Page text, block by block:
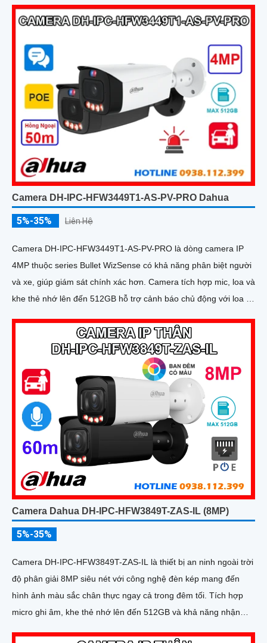
Camera DH-IPC-HFW3449T1-AS-PV-PRO Dahua
5%-35% Liên Hệ
Camera DH-IPC-HFW3449T1-AS-PV-PRO là dòng camera IP
4MP thuộc series Bullet WizSense có khả năng phân biệt người
và xe, giúp giám sát chính xác hơn. Camera tích hợp mic, loa và
khe thẻ nhớ lên đến 512GB hỗ trợ cảnh báo chủ động với loa và
Camera Dahua DH-IPC-HFW3849T-ZAS-IL (8MP)
5%-35%
Camera DH-IPC-HFW3849T-ZAS-IL là thiết bị an ninh ngoài trời
độ phân giải 8MP siêu nét với công nghệ đèn kép mang đến
hình ảnh màu sắc chân thực ngay cả trong đêm tối. Tích hợp
micro ghi âm, khe thẻ nhớ lên đến 512GB và khả năng nhận